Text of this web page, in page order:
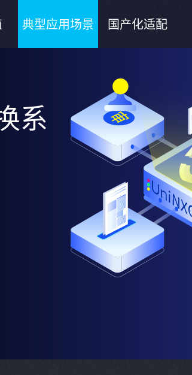
典型应用场景 国产化适配
系